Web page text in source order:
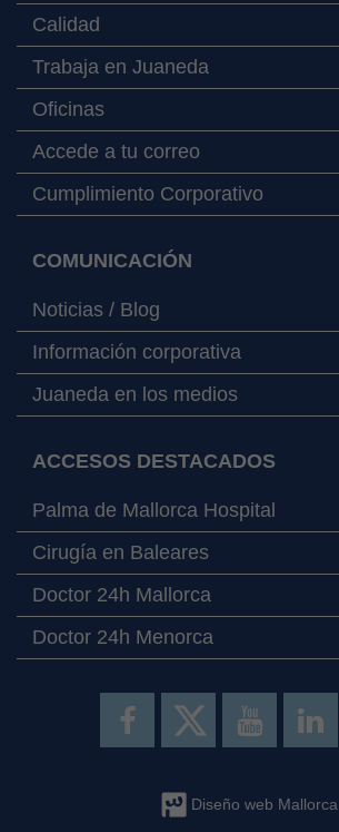
Calidad
Trabaja en Juaneda
Oficinas
Accede a tu correo
Cumplimiento Corporativo
COMUNICACIÓN
Noticias / Blog
Información corporativa
Juaneda en los medios
ACCESOS DESTACADOS
Palma de Mallorca Hospital
Cirugía en Baleares
Doctor 24h Mallorca
Doctor 24h Menorca
Diseño web Mallorca